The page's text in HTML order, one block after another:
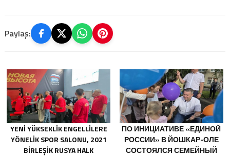
Paylaş:
YENI YÜKSEKLIK ENGELLILERE
YÖNELIK SPOR SALONU, 2021
BIRLEŞIK RUSYA HALK
ПО ИНИЦИАТИВЕ «ЕДИНОЙ
РОССИИ» В ЙОШКАР-ОЛЕ
СОСТОЯЛСЯ СЕМЕЙНЫЙ